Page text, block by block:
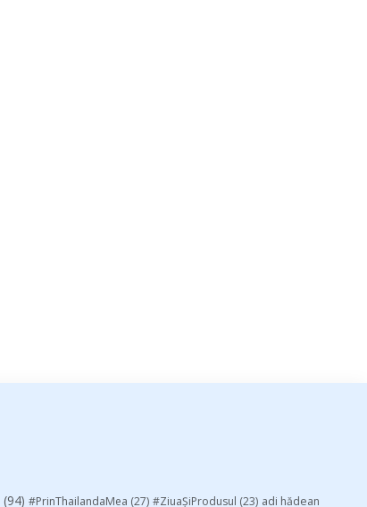
(94) #PrinThailandaMea (27) #ZiuaȘiProdusul (23) adi hădean